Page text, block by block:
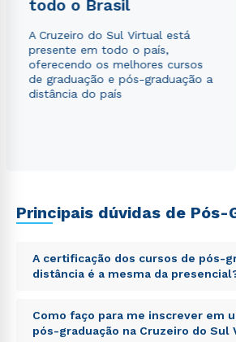
todo o Brasil
A Cruzeiro do Sul Virtual está
presente em todo o país,
oferecendo os melhores cursos
de graduação e pós-graduação a
distância do país
Principais dúvidas de Pós-
A certificação dos cursos de pós-
distância é a mesma da
Sed ut perspiciatis unde omnis iste
voluptatem accusantium
Como faço para me inscrever em
pós-graduação na Cruzeiro do Sul